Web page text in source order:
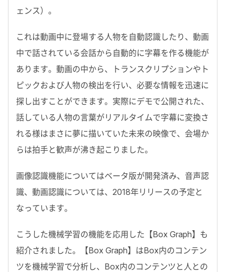
ェンス）。
これは動画中に登場する人物を自動認識したり、動画
中で話されている会話から自動的に字幕を作る機能が
あります。動画の中から、トランスクリプションやト
ピックおよび人物の検出を行い、必要な情報を迅速に
探し出すことができます。実際にデモで公開された、
話している人物の言葉がリアルタイムで字幕に変換さ
れる様はまさに夢に描いていた未来の映像で、会場か
らは拍手と歓声が沸き起こりました。
画像認識機能についてはベータ版が開発済み、音声認
識、動画認識については、2018年リリースの予定と
なっています。
こうした機械学習の機能を応用した【Box Graph】も
紹介されました。【Box Graph】はBox内のコンテン
ツを機械学習で分析し、Box内のコンテンツと人との